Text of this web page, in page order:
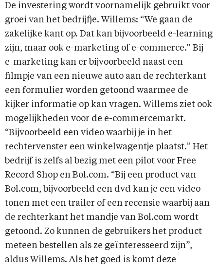
De investering wordt voornamelijk gebruikt voor
groei van het bedrijfje. Willems: “We gaan de
zakelijke kant op. Dat kan bijvoorbeeld e-learning
zijn, maar ook e-marketing of e-commerce.” Bij
e-marketing kan er bijvoorbeeld naast een
filmpje van een nieuwe auto aan de rechterkant
een formulier worden getoond waarmee de
kijker informatie op kan vragen. Willems ziet ook
mogelijkheden voor de e-commercemarkt.
“Bijvoorbeeld een video waarbij je in het
rechtervenster een winkelwagentje plaatst.” Het
bedrijf is zelfs al bezig met een pilot voor Free
Record Shop en Bol.com. “Bij een product van
Bol.com, bijvoorbeeld een dvd kan je een video
tonen met een trailer of een recensie waarbij aan
de rechterkant het mandje van Bol.com wordt
getoond. Zo kunnen de gebruikers het product
meteen bestellen als ze geïnteresseerd zijn”,
aldus Willems. Als het goed is komt deze